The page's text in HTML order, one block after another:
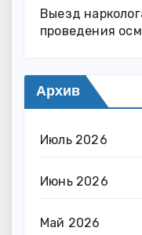
Выезд
проведения
Архив
Июль 2026
Июнь 2026
Май 2026